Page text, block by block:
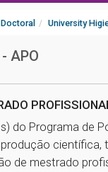
University
APO
do Programa de
de mestrado